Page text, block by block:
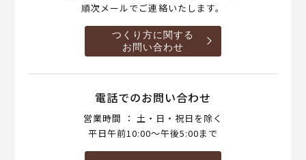
順次メールでご連絡いたします。
つくり方に関する
お問い合わせ
電話でのお問い合わせ
営業時間 ： 土・日・祝日を除く
平日午前10:00～午後5:00まで